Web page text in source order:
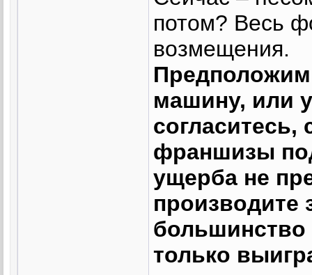
потом? Весь
возмещения.
машину, или
франшизы
ущерба не
производите
большинство
только